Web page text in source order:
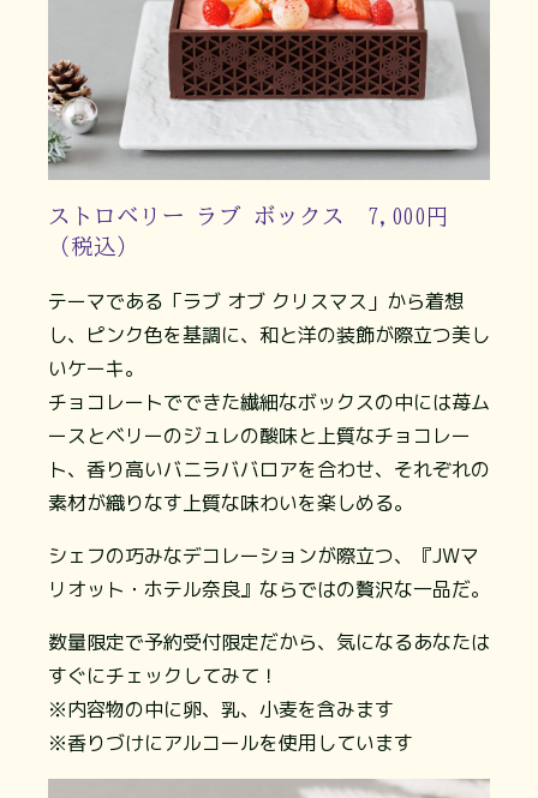
ストロベリー ラブ ボックス 7,000円
（税込）
テーマである「ラブ オブ クリスマス」から着想
し、ピンク色を基調に、和と洋の装飾が際立つ美し
いケーキ。
チョコレートでできた繊細なボックスの中には苺ム
ースとベリーのジュレの酸味と上質なチョコレー
ト、香り高いバニラババロアを合わせ、それぞれの
素材が織りなす上質な味わいを楽しめる。
シェフの巧みなデコレーションが際立つ、『JWマ
リオット・ホテル奈良』ならではの贅沢な一品だ。
数量限定で予約受付限定だから、気になるあなたは
すぐにチェックしてみて！
※内容物の中に卵、乳、小麦を含みます
※香りづけにアルコールを使用しています